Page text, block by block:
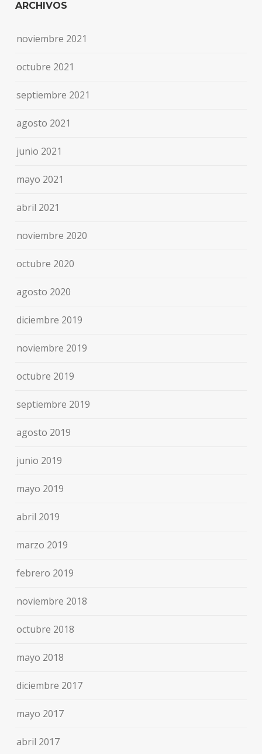
ARCHIVOS
noviembre 2021
octubre 2021
septiembre 2021
agosto 2021
junio 2021
mayo 2021
abril 2021
noviembre 2020
octubre 2020
agosto 2020
diciembre 2019
noviembre 2019
octubre 2019
septiembre 2019
agosto 2019
junio 2019
mayo 2019
abril 2019
marzo 2019
febrero 2019
noviembre 2018
octubre 2018
mayo 2018
diciembre 2017
mayo 2017
abril 2017